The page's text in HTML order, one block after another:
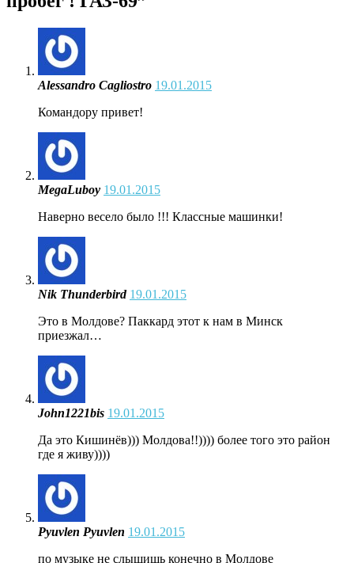
Alessandro Cagliostro 19.01.2015
Командору привет!
MegaLuboy 19.01.2015
Наверно весело было !!! Классные машинки!
Nik Thunderbird 19.01.2015
Это в Молдове? Паккард этот к нам в Минск
приезжал…
John1221bis 19.01.2015
Да это Кишинёв))) Молдова!!)))) более того это район
где я живу))))
Pyuvlen Pyuvlen 19.01.2015
по музыке не слышишь конечно в Молдове